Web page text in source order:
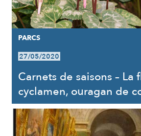
PARCS
27/05/2020
Carnets de saisons – La
cyclamen, ouragan de